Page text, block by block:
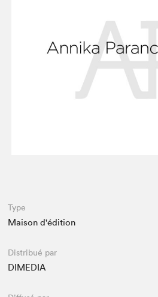
Type
Maison d'édition
Distribué par
DIMEDIA